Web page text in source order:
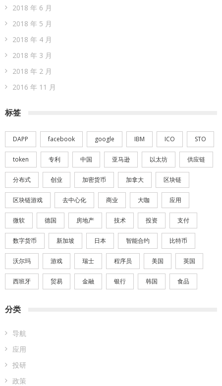
2018 年 6 月
2018 年 5 月
2018 年 4 月
2018 年 3 月
2018 年 2 月
2016 年 11 月
标签
DAPP facebook google IBM ICO STO
token 专利 中国 亚马逊 以太坊 供应链
分布式 创业 加密货币 加拿大 区块链
区块链游戏 去中心化 商业 大咖 应用
微软 德国 房地产 技术 投资 支付
数字货币 新加坡 日本 智能合约 比特币
沃尔玛 游戏 瑞士 程序员 美国 英国
西班牙 贸易 金融 银行 韩国 食品
分类
导航
应用
投研
政策